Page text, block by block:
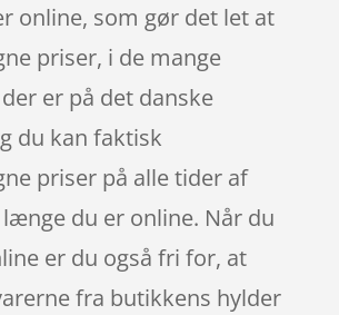
online, som gør det let at
priser, i de mange
er på det danske
du kan faktisk
priser på alle tider af
du er online. Når du
er du også fri for, at
fra butikkens hylder